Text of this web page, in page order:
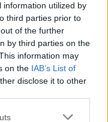
information utilized by
third parties prior to
of the further
by third parties on the
information may
on the IAB’s List of
disclose it to other
one or more Google
alle vacanze
per pianificare